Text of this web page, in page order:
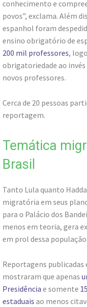
conhecimento e
povos”, exclama. Além
espanhol foram
ensino obrigatório de
200 mil professores,
obrigatoriedade ao
novos professores.
Cerca de 20 pessoas
reportagem.
Temática
Brasil
Tanto Lula quanto
migratória em seus
para o Palácio dos
menos em teoria, gera
em prol dessa
Reportagens
mostraram que apenas
Presidência e somente
estaduais ao menos